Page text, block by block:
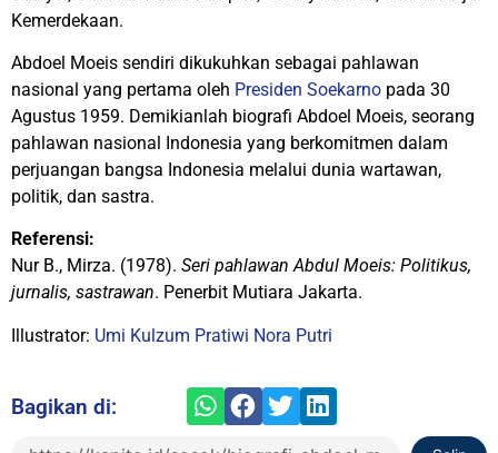
Kemerdekaan.
Abdoel Moeis sendiri dikukuhkan sebagai pahlawan
nasional yang pertama oleh Presiden Soekarno pada 30
Agustus 1959. Demikianlah biografi Abdoel Moeis, seorang
pahlawan nasional Indonesia yang berkomitmen dalam
perjuangan bangsa Indonesia melalui dunia wartawan,
politik, dan sastra.
Referensi:
Nur B., Mirza. (1978). Seri pahlawan Abdul Moeis: Politikus,
jurnalis, sastrawan. Penerbit Mutiara Jakarta.
Illustrator: Umi Kulzum Pratiwi Nora Putri
Bagikan di: